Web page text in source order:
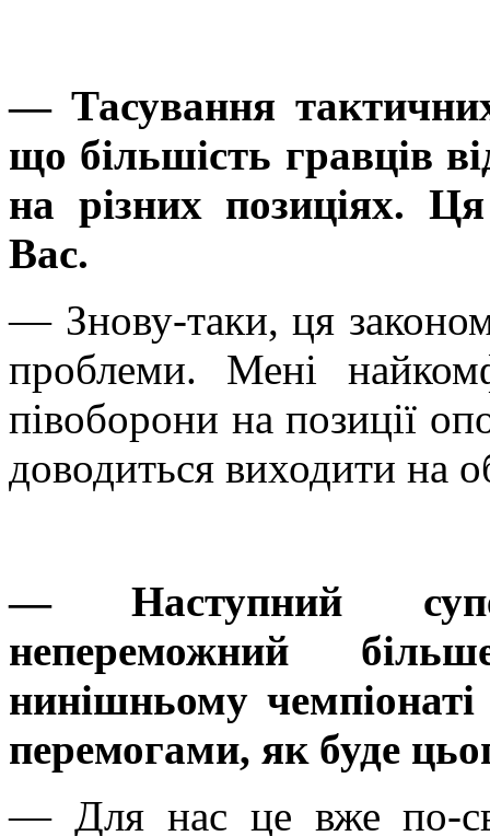
— Тасування
що більшість гравців
на різних позиціях. Ця
Вас.
— Знову-таки, ця
проблеми. Мені
півоборони на позиції
доводиться виходити на
— Наступний
непереможний
нинішньому
перемогами, як буде
— Для нас це вже по-